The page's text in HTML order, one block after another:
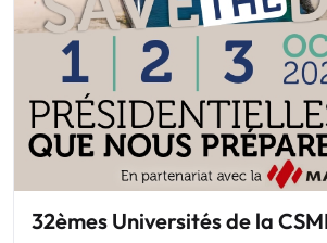
32èmes Universités de la